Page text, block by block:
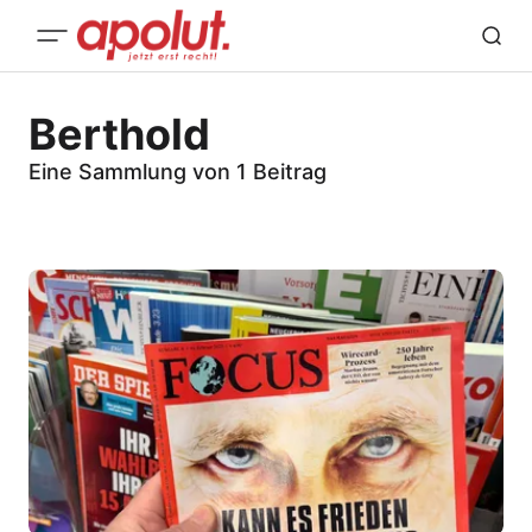
Berthold
Eine Sammlung von 1 Beitrag